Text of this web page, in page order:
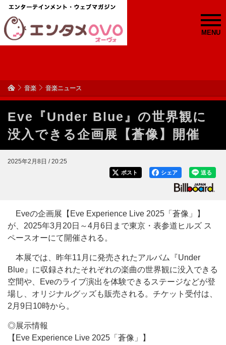
MENU
音楽 音楽ニュース
Eve『Under Blue』の世界観に
没入できる企画展【蒼像】開催
2025年2月8日 / 20:25
送る
シェア
ポスト
Eveの企画展【Eve Experience Live 2025「蒼像」】
が、2025年3月20日～4月6日まで東京・表参道ヒルズ ス
ペースオーにて開催される。
本展では、昨年11月に発売されたアルバム『Under
Blue』に収録されたそれぞれの楽曲の世界観に没入できる
空間や、Eveのライブ演出を体験できるステージなどが登
場し、オリジナルグッズも販売される。チケット受付は、
2月9日10時から。
◎展示情報
【Eve Experience Live 2025「蒼像」】